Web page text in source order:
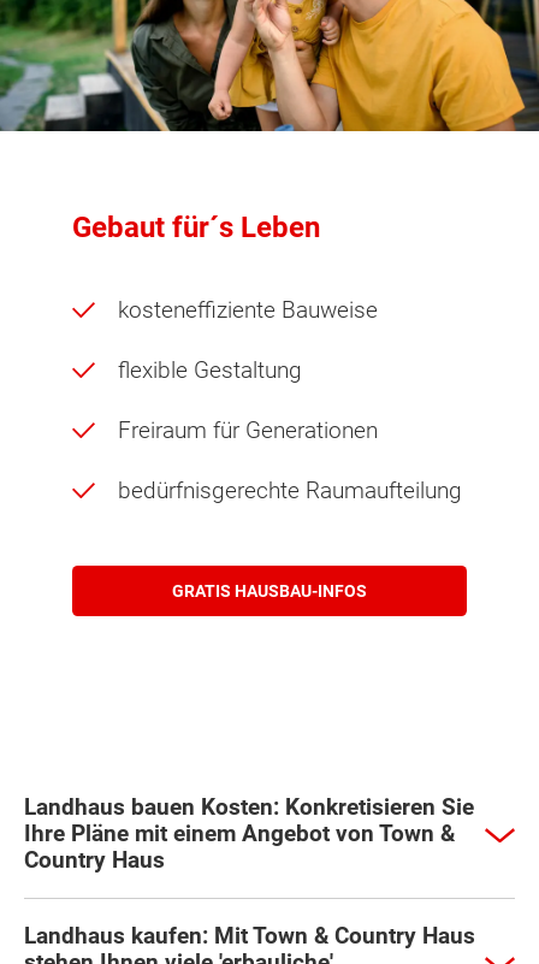
Gebaut für´s Leben
kosteneffiziente Bauweise
flexible Gestaltung
Freiraum für Generationen
bedürfnisgerechte Raumaufteilung
GRATIS HAUSBAU-INFOS
Landhaus bauen Kosten: Konkretisieren Sie
Ihre Pläne mit einem Angebot von Town &
Country Haus
Landhaus kaufen: Mit Town & Country Haus